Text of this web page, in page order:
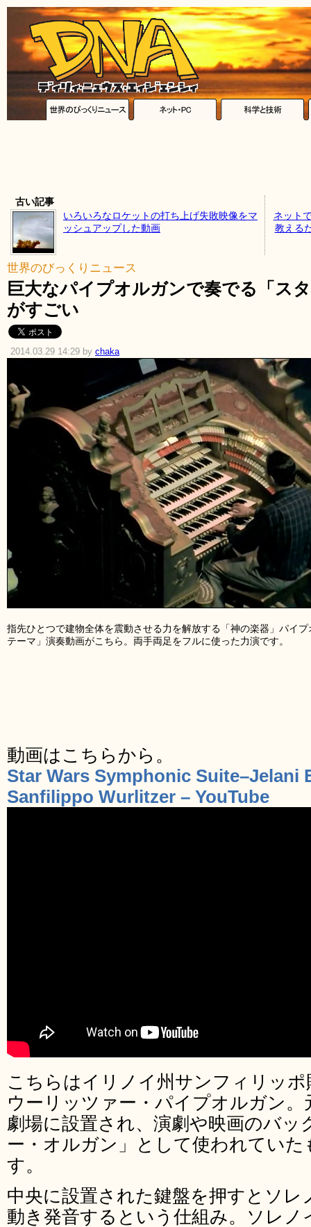
古い記事
いろいろなロケットの打ち上げ失敗映像をマ
ッシュアップした動画
ネット
教える
世界のびっくりニュース
巨大なパイプオルガンで奏でる「ス
がすごい
2014.03.29 14:29 by chaka
指先ひとつで建物全体を震動させる力を解放する「神の楽器」パイ
テーマ」演奏動画がこちら。両手両足をフルに使った力演です。
動画はこちらから。
Star Wars Symphonic Suite–Jelani
Sanfilippo Wurlitzer – YouTube
こちらはイリノイ州サンフィリッ
ウーリッツァー・パイプオルガン
劇場に設置され、演劇や映画のバッ
ー・オルガン」として使われてい
す。
中央に設置された鍵盤を押すとソ
動き発音するという仕組み。ソレ